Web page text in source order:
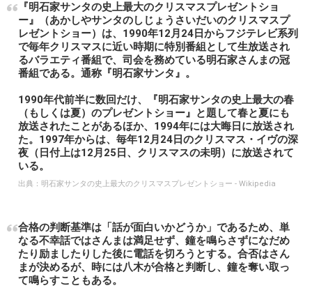
『明石家サンタの史上最大のクリスマスプレゼントショ
ー』（あかしやサンタのしじょうさいだいのクリスマスプ
レゼントショー）は、1990年12月24日からフジテレビ系列
で毎年クリスマスに近い時期に特別番組として生放送され
るバラエティ番組で、司会を務めている明石家さんまの冠
番組である。通称『明石家サンタ』。
1990年代前半に数回だけ、『明石家サンタの史上最大の春
（もしくは夏）のプレゼントショー』と題して春と夏にも
放送されたことがあるほか、1994年には大晦日に放送され
た。1997年からは、毎年12月24日のクリスマス・イヴの深
夜（日付上は12月25日、クリスマスの未明）に放送されて
いる。
出典： 明石家サンタの史上最大のクリスマスプレゼントショー - Wikipedia
合格の判断基準は「話が面白いかどうか」であるため、単
なる不幸話ではさんまは満足せず、鐘を鳴らさずになだめ
たり励ましたりした後に電話を切ろうとする。合否はさん
まが決めるが、時には八木が合格と判断し、鐘を奪い取っ
て鳴らすこともある。